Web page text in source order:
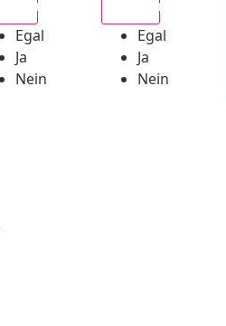
Egal
Ja
Nein
Egal
Ja
Nein